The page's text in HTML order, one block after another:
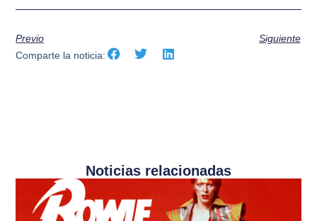
Previo
Siguiente
Comparte la noticia:
Noticias relacionadas